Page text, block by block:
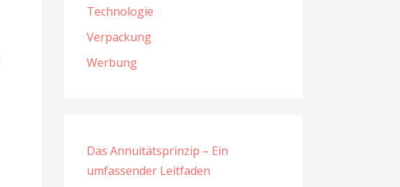
Technologie
Verpackung
Werbung
Das Annuitätsprinzip – Ein
umfassender Leitfaden